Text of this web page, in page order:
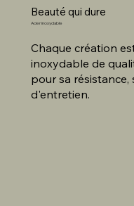
Beauté qui dure
Acier inoxydable
Chaque création
inoxydable de
pour sa résistance,
d'entretien.